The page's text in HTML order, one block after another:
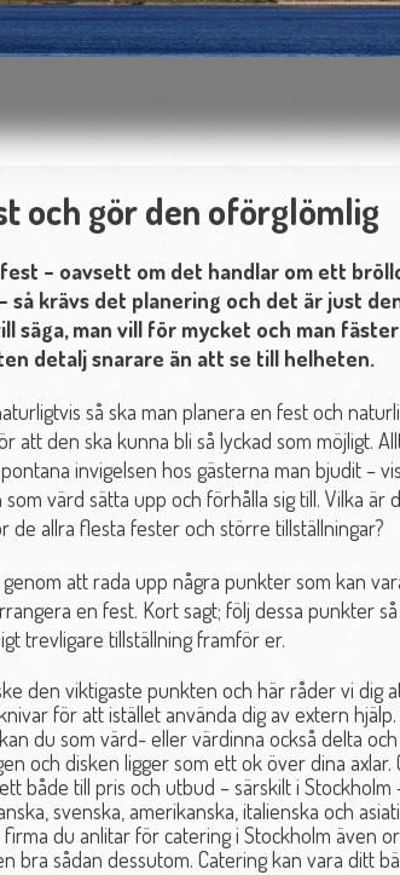
och gör den oförglömlig
– oavsett om det handlar om ett
så krävs det planering och det är just
säga, man vill för mycket och man
detalj snarare än att se till helheten.
så ska man planera en fest och
att den ska kunna bli så lyckad som möjligt.
invigelsen hos gästerna man bjudit –
värd sätta upp och förhålla sig till. Vilka är
de allra flesta fester och större tillställningar?
att rada upp några punkter som kan
en fest. Kort sagt; följ dessa punkter
trevligare tillställning framför er.
den viktigaste punkten och här råder vi dig
för att istället använda dig av extern
du som värd- eller värdinna också delta
och disken ligger som ett ok över dina axlar.
både till pris och utbud – särskilt i Stockholm
svenska, amerikanska, italienska och
du anlitar för catering i Stockholm även
bra sådan dessutom. Catering kan vara ditt